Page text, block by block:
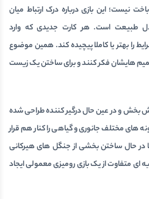
نیست؛ این بازی درباره درک ارتباط میان
طبیعت است. هر کارت جدیدی که وارد
را بهتر یا کاملا پیچیده کند. همین موضوع
هایشان فکر کنند و برای ساختن یک زیست
بخش و در عین حال درگیر کننده طراحی شده
های مختلف جانوری و گیاهی را کنار هم قرار
حال ساختن بخشی از جنگل های هیرکانی
ای متفاوت از یکبازی رومیزیمعمولی ایجاد